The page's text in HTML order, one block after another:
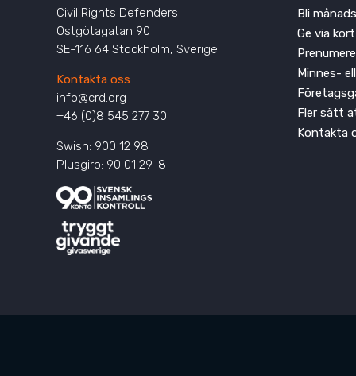
Civil Rights Defenders
Östgötagatan 90
SE-116 64 Stockholm, Sverige
Kontakta oss
info@crd.org
+46 (0)8 545 277 30
Swish: 900 12 98
Plusgiro: 90 01 29-8
Bli
Ge via
Minnes-
Fler sätt
Kontakta